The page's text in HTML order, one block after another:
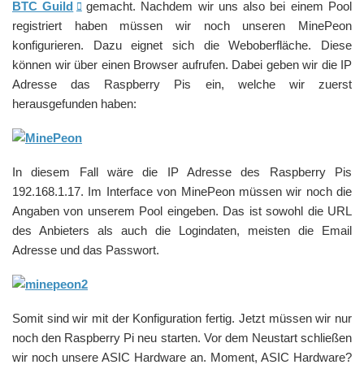
BTC Guild
gemacht. Nachdem wir uns also bei einem Pool
registriert haben müssen wir noch unseren MinePeon
konfigurieren. Dazu eignet sich die Weboberfläche. Diese
können wir über einen Browser aufrufen. Dabei geben wir die IP
Adresse das Raspberry Pis ein, welche wir zuerst
herausgefunden haben:
In diesem Fall wäre die IP Adresse des Raspberry Pis
192.168.1.17. Im Interface von MinePeon müssen wir noch die
Angaben von unserem Pool eingeben. Das ist sowohl die URL
des Anbieters als auch die Logindaten, meisten die Email
Adresse und das Passwort.
Somit sind wir mit der Konfiguration fertig. Jetzt müssen wir nur
noch den Raspberry Pi neu starten. Vor dem Neustart schließen
wir noch unsere ASIC Hardware an. Moment, ASIC Hardware?